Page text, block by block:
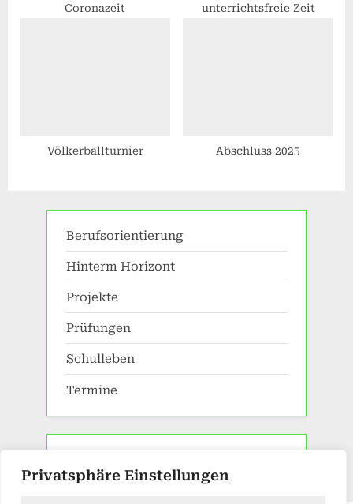
Privatsphäre Einstellungen
Coronazeit
unterrichtsfreie Zeit
Völkerballturnier Abschluss 2025
Berufsorientierung
Hinterm Horizont
Projekte
Prüfungen
Schulleben
Termine